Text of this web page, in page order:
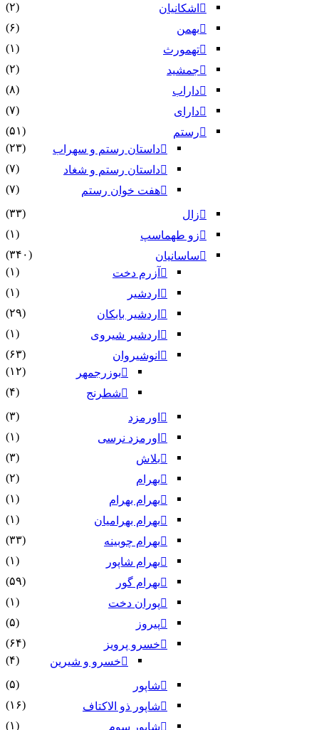
اشکانیان
(۲)
بهمن
(۶)
تهمورث
(۱)
جمشید
(۲)
داراب
(۸)
دارای
(۷)
رستم
(۵۱)
داستان رستم و سهراب
(۲۳)
داستان رستم و شغاد
(۷)
هفت خوان رستم‏
(۷)
زال
(۳۳)
زو طهماسپ‏
(۱)
ساسانیان
(۳۴۰)
آزرم دخت
(۱)
اردشیر
(۱)
اردشیر بابکان
(۲۹)
اردشیر شیروی
(۱)
انوشیروان
(۶۳)
بوزرجمهر
(۱۲)
شطرنج
(۴)
اورمزد
(۳)
اورمزد نرسى‏
(۱)
بلاش
(۳)
بهرام
(۲)
بهرام بهرام
(۱)
بهرام بهرامیان‏
(۱)
بهرام چوبینه
(۳۳)
بهرام شاپور
(۱)
بهرام گور
(۵۹)
پوران دخت
(۱)
پیروز
(۵)
خسرو پرویز
(۶۴)
خسرو و شیرین
(۴)
شاپور
(۵)
شاپور ذو الاکتاف
(۱۶)
شاپور سوم‏
(۱)